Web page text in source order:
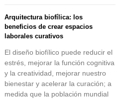
Arquitectura biofílica: los
beneficios de crear espacios
laborales curativos
El diseño biofílico puede reducir el
estrés, mejorar la función cognitiva
y la creatividad, mejorar nuestro
bienestar y acelerar la curación; a
medida que la población mundial